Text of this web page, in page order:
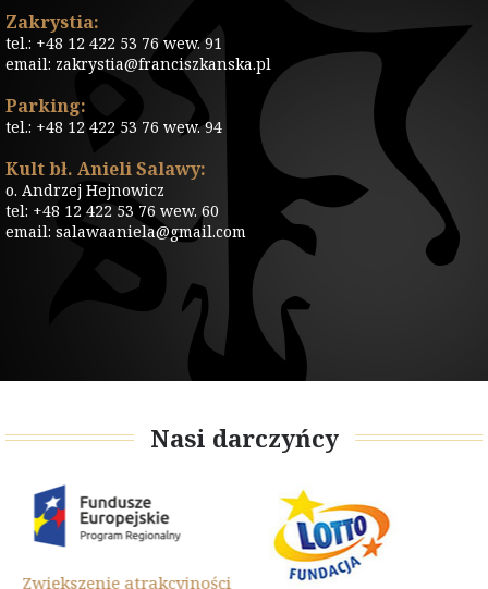
Zakrystia:
tel.: +48 12 422 53 76 wew. 91
email: zakrystia@franciszkanska.pl
Parking:
tel.: +48 12 422 53 76 wew. 94
Kult bł. Anieli Salawy:
o. Andrzej Hejnowicz
tel: +48 12 422 53 76 wew. 60
email: salawaaniela@gmail.com
Nasi darczyńcy
Zwiększenie atrakcyjności